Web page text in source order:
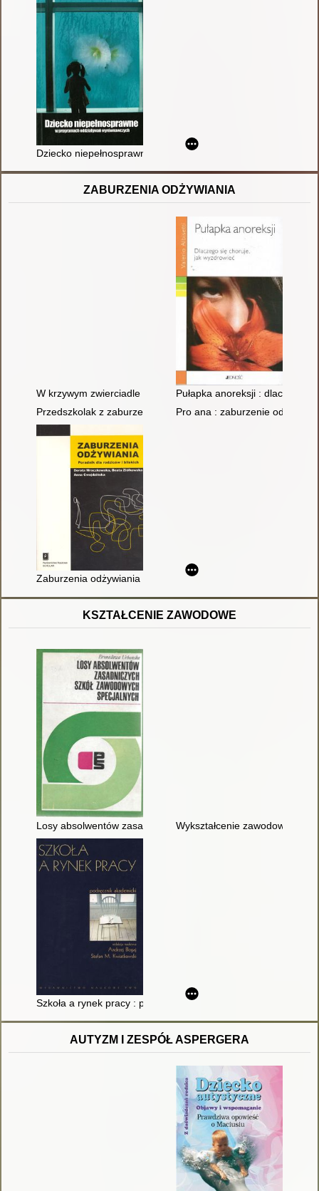
Dziecko niepełnosprawne w programach oddziaływań
ZABURZENIA ODŻYWIANIA
W krzywym zwierciadle bulimii : zaburzenia odżywiania
Pułapka anoreksji : dlaczego
Przedszkolak z zaburzeniami odżywianiaPro ana : zaburzenie
Zaburzenia odżywiania : poradnik dla rodziców i bliskich
KSZTAŁCENIE ZAWODOWE
Losy absolwentów zasadniczych szkół zawodowych
Wykształcenie zawodowe,
Szkoła a rynek pracy : podręcznik akademicki
AUTYZM I ZESPÓŁ ASPERGERA